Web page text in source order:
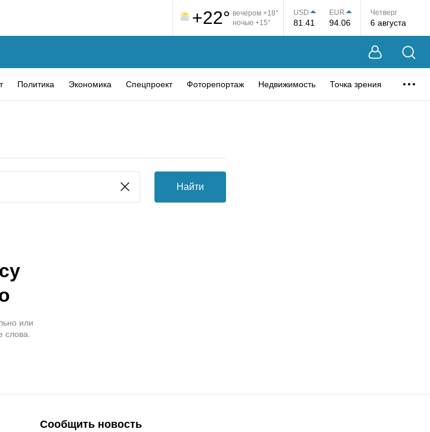
+22° вечером +18°
ночью +15°
USD
81.41
EUR
94.06
Четверг
6 августа
Политика Экономика Спецпроект Фоторепортаж Недвижимость Точка зрения
Найти
или
слова.
Сообщить новость